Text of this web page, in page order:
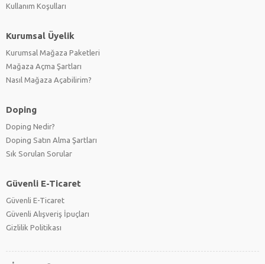
Kullanım Koşulları
Kurumsal Üyelik
Kurumsal Mağaza Paketleri
Mağaza Açma Şartları
Nasıl Mağaza Açabilirim?
Doping
Doping Nedir?
Doping Satın Alma Şartları
Sık Sorulan Sorular
Güvenli E-Ticaret
Güvenli E-Ticaret
Güvenli Alışveriş İpuçları
Gizlilik Politikası